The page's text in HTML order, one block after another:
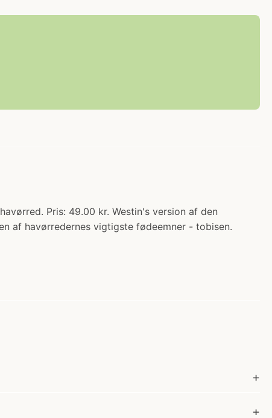
Pris: 49.00 kr. Westin's version af den
af havørredernes vigtigste fødeemner - tobisen.